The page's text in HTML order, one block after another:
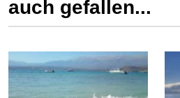
auch gefallen...